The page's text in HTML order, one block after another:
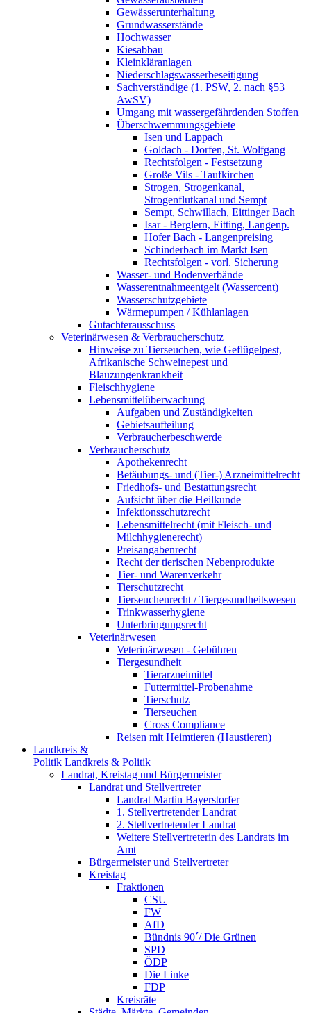
Gewässerunterhaltung
Grundwasserstände
Hochwasser
Kiesabbau
Kleinkläranlagen
Niederschlagswasserbeseitigung
Sachverständige (1. PSW, 2. nach §53
AwSV)
Umgang mit wassergefährdenden Stoffen
Überschwemmungsgebiete
Isen und Lappach
Goldach - Dorfen, St. Wolfgang
Rechtsfolgen - Festsetzung
Große Vils - Taufkirchen
Strogen, Strogenkanal,
Strogenflutkanal und Sempt
Sempt, Schwillach, Eittinger Bach
Isar - Berglern, Eitting, Langenp.
Hofer Bach - Langenpreising
Schinderbach im Markt Isen
Rechtsfolgen - vorl. Sicherung
Wasser- und Bodenverbände
Wasserentnahmeentgelt (Wassercent)
Wasserschutzgebiete
Wärmepumpen / Kühlanlagen
Gutachterausschuss
Veterinärwesen & Verbraucherschutz
Hinweise zu Tierseuchen, wie Geflügelpest,
Afrikanische Schweinepest und
Blauzungenkrankheit
Fleischhygiene
Lebensmittelüberwachung
Aufgaben und Zuständigkeiten
Gebietsaufteilung
Verbraucherbeschwerde
Verbraucherschutz
Apothekenrecht
Betäubungs- und (Tier-) Arzneimittelrecht
Friedhofs- und Bestattungsrecht
Aufsicht über die Heilkunde
Infektionsschutzrecht
Lebensmittelrecht (mit Fleisch- und
Milchhygienerecht)
Preisangabenrecht
Recht der tierischen Nebenprodukte
Tier- und Warenverkehr
Tierschutzrecht
Tierseuchenrecht / Tiergesundheitswesen
Trinkwasserhygiene
Unterbringungsrecht
Veterinärwesen
Veterinärwesen - Gebühren
Tiergesundheit
Tierarzneimittel
Futtermittel-Probenahme
Tierschutz
Tierseuchen
Cross Compliance
Reisen mit Heimtieren (Haustieren)
Landkreis &
Politik Landkreis & Politik
Landrat, Kreistag und Bürgermeister
Landrat und Stellvertreter
Landrat Martin Bayerstorfer
1. Stellvertretender Landrat
2. Stellvertretender Landrat
Weitere Stellvertreterin des Landrats im
Amt
Bürgermeister und Stellvertreter
Kreistag
Fraktionen
CSU
FW
AfD
Bündnis 90´/ Die Grünen
SPD
ÖDP
Die Linke
FDP
Kreisräte